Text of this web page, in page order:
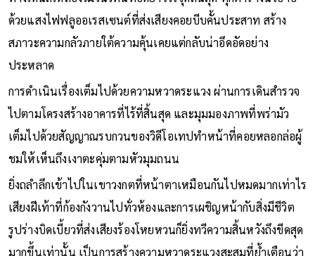
ทางเดินสีเหลืองโมโนโทนทอดยาวไร้จุดสิ้นสุด ทุกตารางนิ้วอาบ
ด้วยแสงไฟฟลูออเรสเซนต์ที่ส่งเสียงคอยบีบคั้นประสาท สร้าง
สภาวะความกลัวภายใต้ความคุ้นเคยแต่กลับน่าอึดอัดอย่าง
ประหลาด
การดำเนินเรื่องเต็มไปด้วยความหวาดระแวง ผ่านการเดินสำรวจ
ไปตามโครงสร้างอาคารที่ไร้ที่สิ้นสุด และมุมมองภาพที่พร่ามัว
เต็มไปด้วยสัญญาณรบกวนของวิดีโอเทปทำหน้าที่คอยหลอกล่อผู้
ชมให้เห็นถึงเงาตะคุ่มตามหัวมุมถนน
ยิ่งถลำลึกเข้าไปในเขาวงกตที่หน้าตาเหมือนกันไปหมดมากเท่าไร
เสียงฝีเท้าที่ก้องกังวานไปทั่วห้องและการเผชิญหน้ากับสิ่งมีชีวิต
รูปร่างบิดเบี้ยวที่ส่งเสียงร้องโหยหวนก็ยิ่งทวีความสิ้นหวังถึงขีดสุด